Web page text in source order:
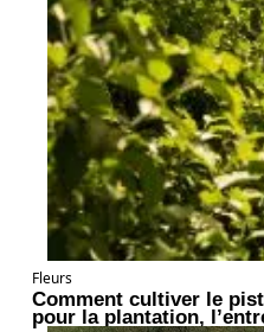
Fleurs
Comment cultiver le
pour la plantation,